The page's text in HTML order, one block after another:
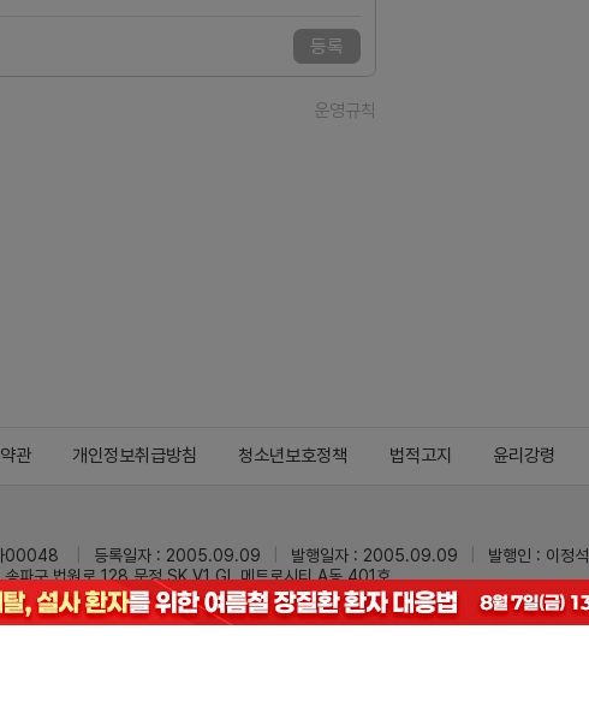
등록
운영규칙
관 개인정보취급방침 청소년보호정책 법적고지 윤리강령
00048 등록일자 : 2005.09.09 발행일자 : 2005.09.09 발행인 : 이정석
송파구 법원로 128 문정 SK V1 GL 메트로시티 A동 401호
0833
팩스 : 02-3434-0169 Mail :dailypharm@dailypharm.com